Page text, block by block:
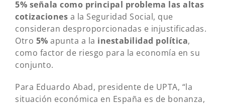
5% señala como principal problema las altas
cotizaciones a la Seguridad Social, que
consideran desproporcionadas e injustificadas.
Otro 5% apunta a la inestabilidad política,
como factor de riesgo para la economía en su
conjunto.
Para Eduardo Abad, presidente de UPTA, “la
situación económica en España es de bonanza,